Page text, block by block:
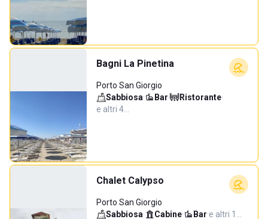
Bagni La Pinetina
Porto San Giorgio
Sabbiosa· Bar· Ristorante·
e altri 4…
Chalet Calypso
Porto San Giorgio
Sabbiosa· Cabine· Bar·e altri 1…